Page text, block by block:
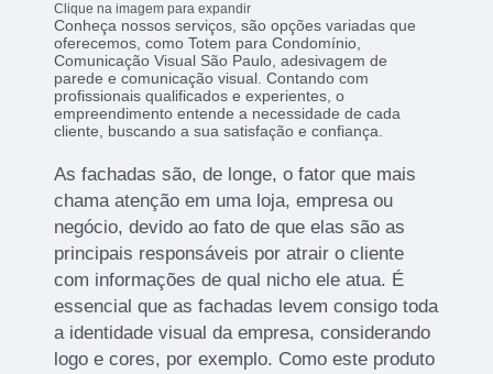
Clique na imagem para expandir
Conheça nossos serviços, são opções variadas que
oferecemos, como Totem para Condomínio,
Comunicação Visual São Paulo, adesivagem de
parede e comunicação visual. Contando com
profissionais qualificados e experientes, o
empreendimento entende a necessidade de cada
cliente, buscando a sua satisfação e confiança.
As fachadas são, de longe, o fator que mais
chama atenção em uma loja, empresa ou
negócio, devido ao fato de que elas são as
principais responsáveis por atrair o cliente
com informações de qual nicho ele atua. É
essencial que as fachadas levem consigo toda
a identidade visual da empresa, considerando
logo e cores, por exemplo. Como este produto